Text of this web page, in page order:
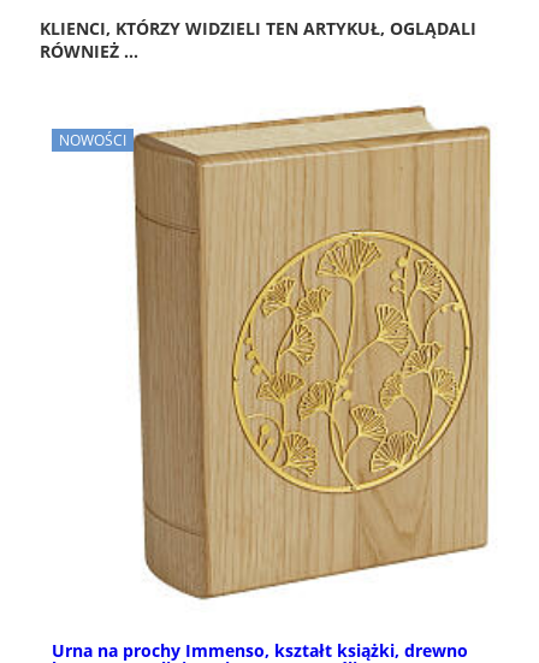
KLIENCI, KTÓRZY WIDZIELI TEN ARTYKUŁ, OGLĄDALI
RÓWNIEŻ ...
NOWOŚCI
Urna na prochy Immenso, kształt książki, drewno